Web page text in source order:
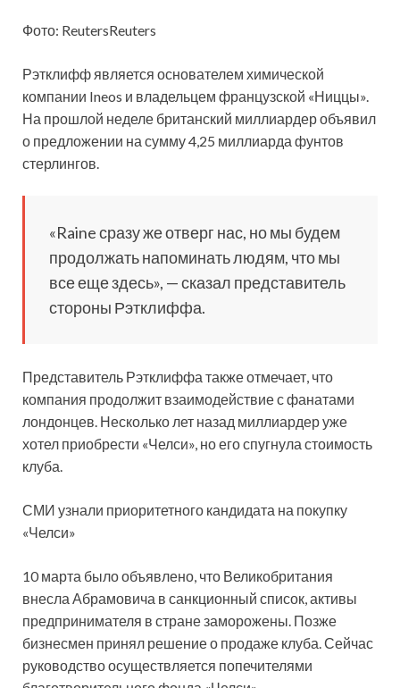
Фото: ReutersReuters
Рэтклифф является основателем химической
компании Ineos и владельцем французской «Ниццы».
На прошлой неделе британский миллиардер объявил
о предложении на сумму 4,25 миллиарда фунтов
стерлингов.
«Raine сразу же отверг нас, но мы будем
продолжать напоминать людям, что мы
все еще здесь», — сказал представитель
стороны Рэтклиффа.
Представитель Рэтклиффа также отмечает, что
компания продолжит взаимодействие с фанатами
лондонцев. Несколько лет назад миллиардер уже
хотел приобрести «Челси», но его спугнула стоимость
клуба.
СМИ узнали приоритетного кандидата на покупку
«Челси»
10 марта было объявлено, что Великобритания
внесла Абрамовича в санкционный список, активы
предпринимателя в стране заморожены. Позже
бизнесмен принял решение о продаже клуба. Сейчас
руководство осуществляется попечителями